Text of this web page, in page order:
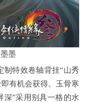
墨
特效卷轴背挂“山秀
有机会获得。玉骨寒
深”采用别具一格的水